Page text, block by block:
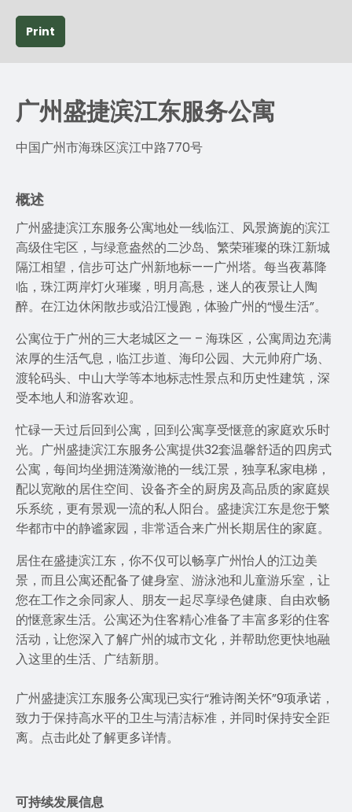
Print
广州盛捷滨江东服务公寓
中国广州市海珠区滨江中路770号
概述
广州盛捷滨江东服务公寓地处一线临江、风景旖旎的滨江
高级住宅区，与绿意盎然的二沙岛、繁荣璀璨的珠江新城
隔江相望，信步可达广州新地标——广州塔。每当夜幕降
临，珠江两岸灯火璀璨，明月高悬，迷人的夜景让人陶
醉。在江边休闲散步或沿江慢跑，体验广州的“慢生活”。
公寓位于广州的三大老城区之一 – 海珠区，公寓周边充满
浓厚的生活气息，临江步道、海印公园、大元帅府广场、
渡轮码头、中山大学等本地标志性景点和历史性建筑，深
受本地人和游客欢迎。
忙碌一天过后回到公寓，回到公寓享受惬意的家庭欢乐时
光。广州盛捷滨江东服务公寓提供32套温馨舒适的四房式
公寓，每间均坐拥涟漪潋滟的一线江景，独享私家电梯，
配以宽敞的居住空间、设备齐全的厨房及高品质的家庭娱
乐系统，更有景观一流的私人阳台。盛捷滨江东是您于繁
华都市中的静谧家园，非常适合来广州长期居住的家庭。
居住在盛捷滨江东，你不仅可以畅享广州怡人的江边美
景，而且公寓还配备了健身室、游泳池和儿童游乐室，让
您在工作之余同家人、朋友一起尽享绿色健康、自由欢畅
的惬意家生活。公寓还为住客精心准备了丰富多彩的住客
活动，让您深入了解广州的城市文化，并帮助您更快地融
入这里的生活、广结新朋。
广州盛捷滨江东服务公寓现已实行“雅诗阁关怀”9项承诺，
致力于保持高水平的卫生与清洁标准，并同时保持安全距
离。点击此处了解更多详情。
可持续发展信息